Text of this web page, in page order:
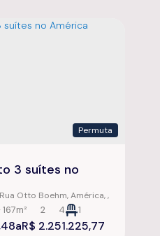
Permuta
3 suítes no
R$ 2.251.225,77
Rua Otto Boehm,América ,
Brasil 4 1
2